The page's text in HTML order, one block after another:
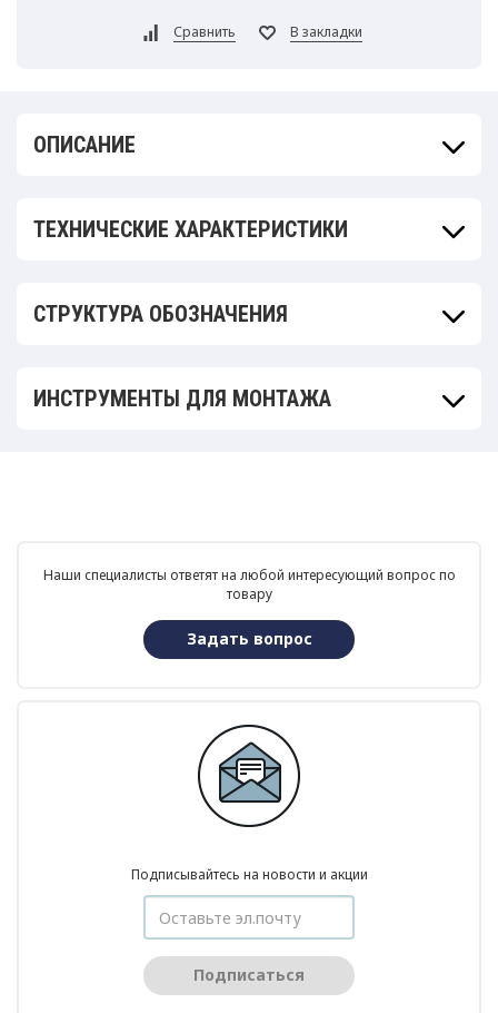
ОПИСАНИЕ
ТЕХНИЧЕСКИЕ ХАРАКТЕРИСТИКИ
СТРУКТУРА ОБОЗНАЧЕНИЯ
ИНСТРУМЕНТЫ ДЛЯ МОНТАЖА
Наши специалисты ответят на любой интересующий вопрос по
товару
Задать вопрос
Подписывайтесь на новости и акции
Подписаться